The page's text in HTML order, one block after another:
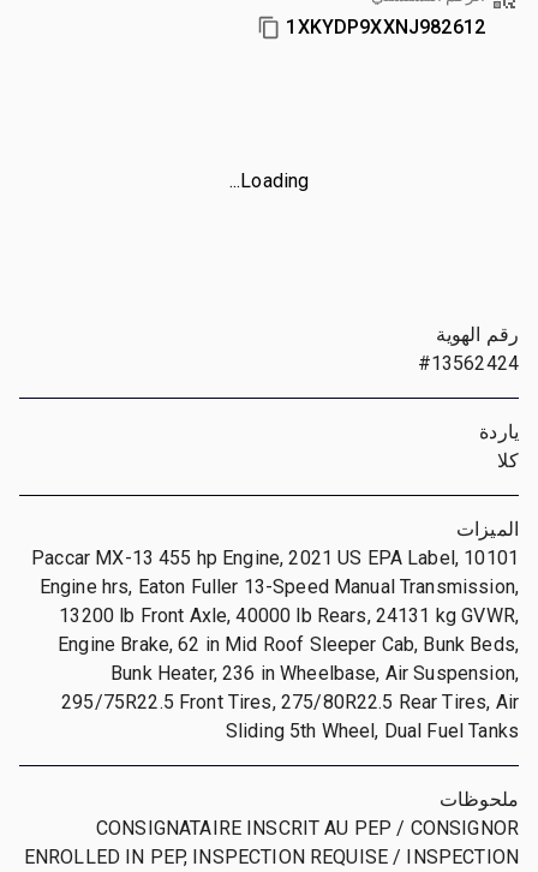
1XKYDP9XXNJ982612
Loading...
رقم الهوية
#13562424
ياردة
كلا
الميزات
Paccar MX-13 455 hp Engine, 2021 US EPA Label, 10101
Engine hrs, Eaton Fuller 13-Speed Manual Transmission,
13200 lb Front Axle, 40000 lb Rears, 24131 kg GVWR,
Engine Brake, 62 in Mid Roof Sleeper Cab, Bunk Beds,
Bunk Heater, 236 in Wheelbase, Air Suspension,
295/75R22.5 Front Tires, 275/80R22.5 Rear Tires, Air
Sliding 5th Wheel, Dual Fuel Tanks
ملحوظات
CONSIGNATAIRE INSCRIT AU PEP / CONSIGNOR
ENROLLED IN PEP, INSPECTION REQUISE / INSPECTION